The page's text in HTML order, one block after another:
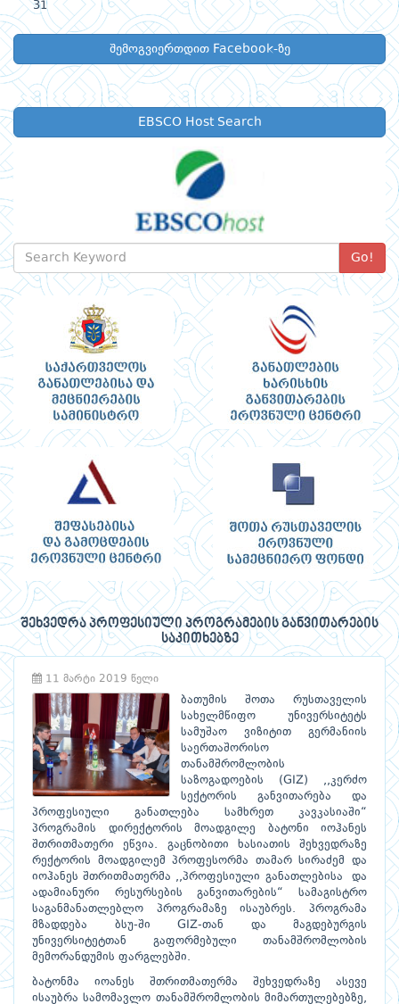
31
შემოგვიერთდით Facebook-ზე
EBSCO Host Search
Go!
შეხვედრა პროფესიული პროგრამების განვითარების
საკითხებზე
11 მარტი 2019 წელი
ბათუმის შოთა რუსთაველის
სახელმწიფო უნივერსიტეტს
სამუშაო ვიზიტით გერმანიის
საერთაშორისო
თანამშრომლობის
საზოგადოების (GIZ) ,,კერძო
სექტორის განვითარება და
პროფესიული განათლება სამხრეთ კავკასიაში“
პროგრამის დირექტორის მოადგილე ბატონი იოჰანეს
შთრითმათერი ეწვია. გაცნობითი ხასიათის შეხვედრაზე
რექტორის მოადგილემ პროფესორმა თამარ სირაძემ და
იოჰანეს შთრითმათერმა ,,პროფესიული განათლებისა და
ადამიანური რესურსების განვითარების“ სამაგისტრო
საგანმანათლებლო პროგრამაზე ისაუბრეს. პროგრამა
მზადდება ბსუ-ში GIZ-თან და მაგდებურგის
უნივერსიტეტთან გაფორმებული თანამშრომლობის
მემორანდუმის ფარგლებში.
ბატონმა იოანეს შთრითმათერმა შეხვედრაზე ასევე
ისაუბრა სამომავლო თანამშრომლობის მიმართულებებზე,